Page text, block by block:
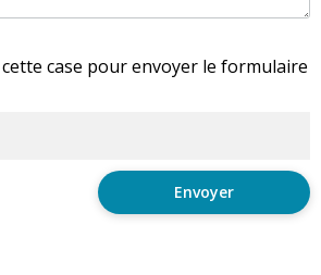
case pour envoyer le formulaire